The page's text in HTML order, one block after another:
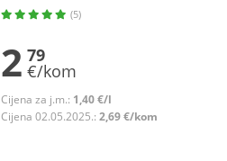
(5)
2 79
€/kom
Cijena za j.m.: 1,40 €/l
Cijena 02.05.2025.: 2,69 €/kom